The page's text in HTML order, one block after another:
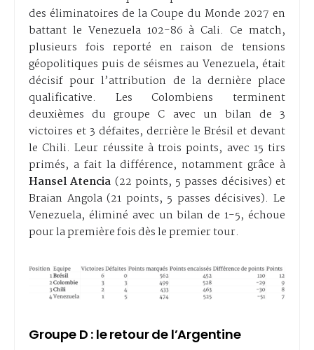
des éliminatoires de la Coupe du Monde 2027 en
battant le Venezuela 102-86 à Cali. Ce match,
plusieurs fois reporté en raison de tensions
géopolitiques puis de séismes au Venezuela, était
décisif pour l’attribution de la dernière place
qualificative. Les Colombiens terminent
deuxièmes du groupe C avec un bilan de 3
victoires et 3 défaites, derrière le Brésil et devant
le Chili. Leur réussite à trois points, avec 15 tirs
primés, a fait la différence, notamment grâce à
Hansel Atencia (22 points, 5 passes décisives) et
Braian Angola (21 points, 5 passes décisives). Le
Venezuela, éliminé avec un bilan de 1-5, échoue
pour la première fois dès le premier tour.
Groupe D : le retour de l’Argentine